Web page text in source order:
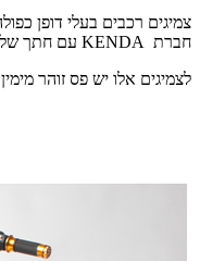
חברת KENDA עם חתך של
לצמיגים אלו יש פס זוהר